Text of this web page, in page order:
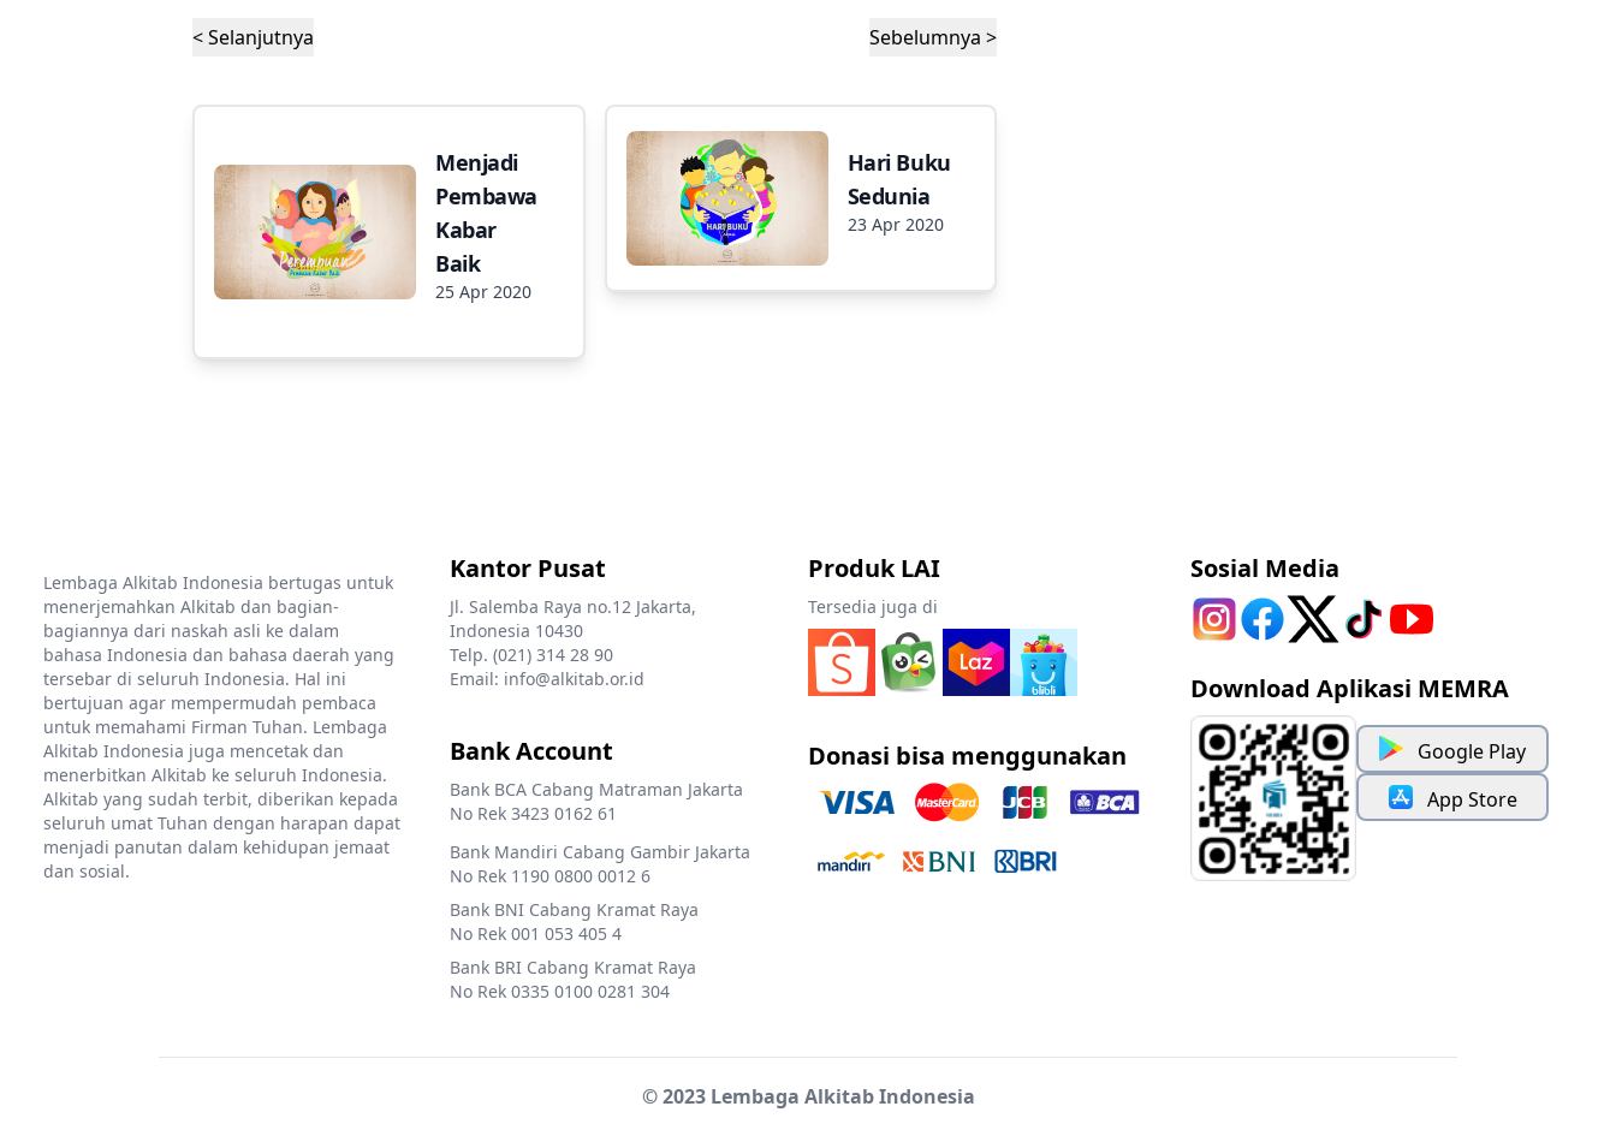
< Selanjutnya Sebelumnya >
Menjadi
Pembawa
Kabar
Baik
25 Apr 2020
Hari Buku
Sedunia
23 Apr 2020
Lembaga Alkitab Indonesia bertugas untuk
menerjemahkan Alkitab dan bagian-
bagiannya dari naskah asli ke dalam
bahasa Indonesia dan bahasa daerah yang
tersebar di seluruh Indonesia. Hal ini
bertujuan agar mempermudah pembaca
untuk memahami Firman Tuhan. Lembaga
Alkitab Indonesia juga mencetak dan
menerbitkan Alkitab ke seluruh Indonesia.
Alkitab yang sudah terbit, diberikan kepada
seluruh umat Tuhan dengan harapan dapat
menjadi panutan dalam kehidupan jemaat
dan sosial.
Kantor Pusat
Jl. Salemba Raya no.12 Jakarta,
Indonesia 10430
Telp. (021) 314 28 90
Email: info@alkitab.or.id
Bank Account
Bank BCA Cabang Matraman Jakarta
No Rek 3423 0162 61
Bank Mandiri Cabang Gambir Jakarta
No Rek 1190 0800 0012 6
Bank BNI Cabang Kramat Raya
No Rek 001 053 405 4
Bank BRI Cabang Kramat Raya
No Rek 0335 0100 0281 304
Produk LAI
Tersedia juga di
Donasi bisa menggunakan
Sosial Media
Download Aplikasi MEMRA
Google Play
App Store
© 2023 Lembaga Alkitab Indonesia